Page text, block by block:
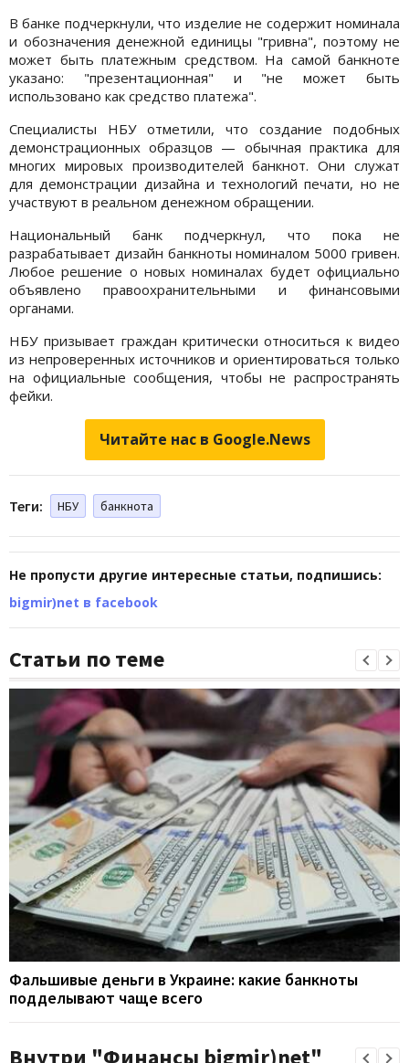
В банке подчеркнули, что изделие не содержит номинала
и обозначения денежной единицы "гривна", поэтому не
может быть платежным средством. На самой банкноте
указано: "презентационная" и "не может быть
использовано как средство платежа".
Специалисты НБУ отметили, что создание подобных
демонстрационных образцов — обычная практика для
многих мировых производителей банкнот. Они служат
для демонстрации дизайна и технологий печати, но не
участвуют в реальном денежном обращении.
Национальный банк подчеркнул, что пока не
разрабатывает дизайн банкноты номиналом 5000 гривен.
Любое решение о новых номиналах будет официально
объявлено правоохранительными и финансовыми
органами.
НБУ призывает граждан критически относиться к видео
из непроверенных источников и ориентироваться только
на официальные сообщения, чтобы не распространять
фейки.
Читайте нас в Google.News
Теги: НБУ банкнота
Не пропусти другие интересные статьи, подпишись:
bigmir)net в facebook
Статьи по теме
Фальшивые деньги в Украине: какие банкноты
подделывают чаще всего
Внутри "Финансы bigmir)net"